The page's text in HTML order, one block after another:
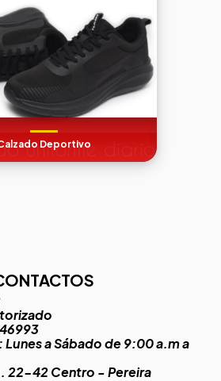
Deportivo
a Sábado de 9:00 a.m a
22-42 Centro - Pereira